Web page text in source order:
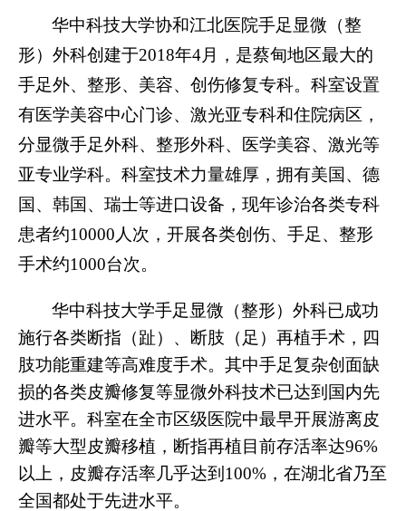
华中科技大学协和江北医院手足显微（整
形）外科创建于2018年4月，是蔡甸地区最大的
手足外、整形、 美容、创伤修复专科。科室设置
有医学美容中心门诊、激光亚专科和住院病区，
分显微手足外科、 整形外科、医学美容、激光等
亚专业学科。科室技术力量雄厚，拥有美国、德
国、韩国、瑞士等进口设备，现年诊治各类专科
患者约10000人次，开展各类创伤、手足 、 整形
手术约1000台次。
华中科技大学手足显微（整形）外科已成功
施行各类断指（趾）、断肢（足）再植手术，四
肢功能重建等高难度手术。 其中手足复杂创面缺
损的各类皮瓣修复等显微外科技术已达到国内先
进水平。科室在全市区级医院中最早开展游离皮
瓣等大型皮瓣移植，断指再植目前存活率达96%
以上，皮瓣存活率几乎达到100%，在湖北省乃至
全国都处于先进水平。